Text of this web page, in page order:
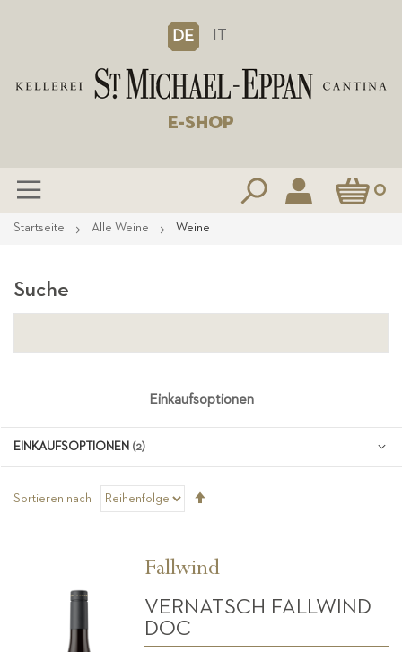
DE IT
E-SHOP
Mein 0
Zum
Startseite Alle Weine Weine
Sortieren nach
Fallwind
VERNATSCH FALLWIND
DOC
Suche
Einkaufsoptionen
EINKAUFSOPTIONEN